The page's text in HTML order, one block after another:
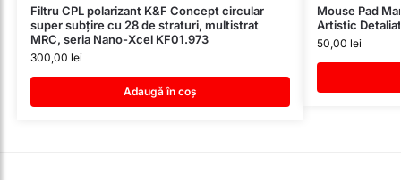
Filtru CPL polarizant K&F Concept circular
super subțire cu 28 de straturi, multistrat
MRC, seria Nano-Xcel KF01.973
300,00 lei
Adaugă în coș
Mouse Pad
Artistic
50,00 lei